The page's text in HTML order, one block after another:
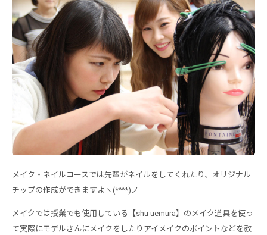
メイク・ネイルコースでは先輩がネイルをしてくれたり、オリジナル
チップの作成ができますよヽ(*^^*)ノ
メイクでは授業でも使用している【shu uemura】のメイク道具を使っ
て実際にモデルさんにメイクをしたりアイメイクのポイントなどを教